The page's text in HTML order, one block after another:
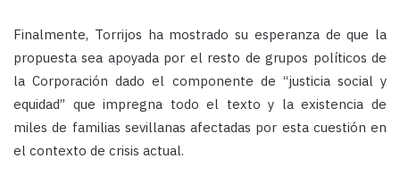
Finalmente, Torrijos ha mostrado su esperanza de que la
propuesta sea apoyada por el resto de grupos políticos de
la Corporación dado el componente de “justicia social y
equidad” que impregna todo el texto y la existencia de
miles de familias sevillanas afectadas por esta cuestión en
el contexto de crisis actual.